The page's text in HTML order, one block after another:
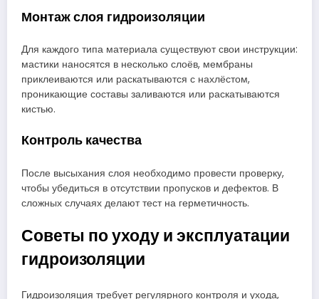
Монтаж слоя гидроизоляции
Для каждого типа материала существуют свои инструкции:
мастики наносятся в несколько слоёв, мембраны
приклеиваются или раскатываются с нахлёстом,
проникающие составы заливаются или раскатываются
кистью.
Контроль качества
После высыхания слоя необходимо провести проверку,
чтобы убедиться в отсутствии пропусков и дефектов. В
сложных случаях делают тест на герметичность.
Советы по уходу и эксплуатации
гидроизоляции
Гидроизоляция требует регулярного контроля и ухода,